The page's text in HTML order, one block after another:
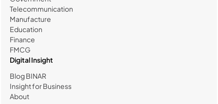
Telecommunication
Manufacture
Education
Finance
FMCG
Digital Insight
Blog BINAR
Insight for Business
About